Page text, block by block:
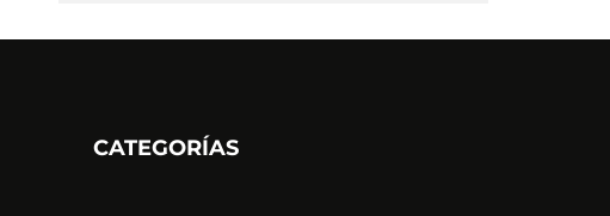
CATEGORÍAS